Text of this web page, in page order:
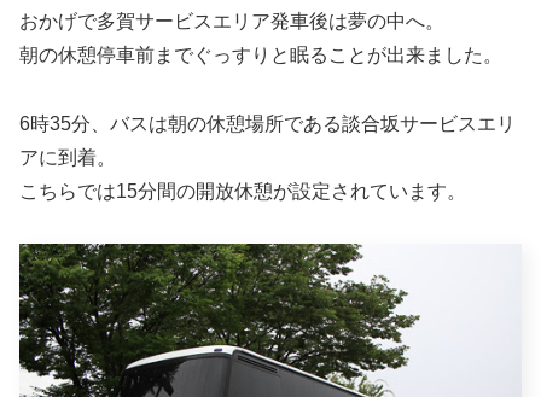
おかげで多賀サービスエリア発車後は夢の中へ。
朝の休憩停車前までぐっすりと眠ることが出来ました。
6時35分、バスは朝の休憩場所である談合坂サービスエリ
アに到着。
こちらでは15分間の開放休憩が設定されています。